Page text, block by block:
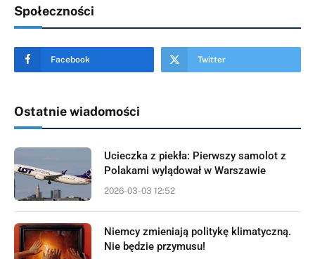
Społeczności
Facebook Twitter
Ostatnie wiadomości
Ucieczka z piekła: Pierwszy samolot z
Polakami wylądował w Warszawie
2026-03-03 12:52
Niemcy zmieniają politykę klimatyczną.
Nie będzie przymusu!